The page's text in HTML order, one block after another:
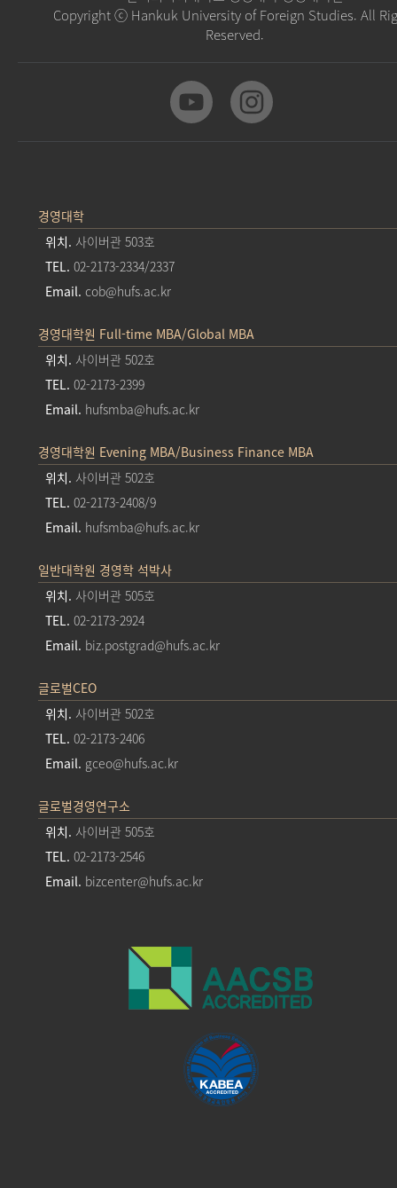
Copyright ⓒ Hankuk University of Foreign Studies. All
Reserved.
경영대학
위치. 사이버관 503호
TEL. 02-2173-2334/2337
Email. cob@hufs.ac.kr
경영대학원 Full-time MBA/Global MBA
위치. 사이버관 502호
TEL. 02-2173-2399
Email. hufsmba@hufs.ac.kr
경영대학원 Evening MBA/Business Finance MBA
위치. 사이버관 502호
TEL. 02-2173-2408/9
Email. hufsmba@hufs.ac.kr
일반대학원 경영학 석박사
위치. 사이버관 505호
TEL. 02-2173-2924
Email. biz.postgrad@hufs.ac.kr
글로벌CEO
위치. 사이버관 502호
TEL. 02-2173-2406
Email. gceo@hufs.ac.kr
글로벌경영연구소
위치. 사이버관 505호
TEL. 02-2173-2546
Email. bizcenter@hufs.ac.kr